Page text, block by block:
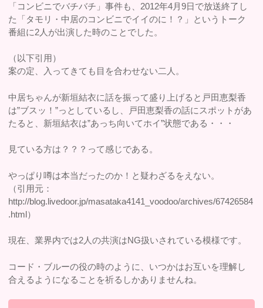
「コンビニでバチバチ」事件も、2012年4月9日で放送終了し
た「タモリ・中居のコンビニでイイのに！？」というトーク
番組に2人が出演した時のことでした。
（以下引用）
案の定、入ってきても目を合わせない二人。
中居ちゃんが新垣結衣に話を振って盛り上げると戸田恵梨香
は”ブスッ！”っとしているし、戸田恵梨香の話にスポットがあ
たると、新垣結衣は”あっち向いてホイ”状態である・・・
見ている方は？？？って感じである。
やっぱり噂は本当だったのか！と疑わざるをえない。
（引用元：
http://blog.livedoor.jp/masataka4141_voodoo/archives/67426584
.html）
現在、業界内では2人の共演はNG扱いされている模様です。
コード・ブルーの役の時のように、いつかはお互いを理解し
合えるようになることを祈るしかありませんね。